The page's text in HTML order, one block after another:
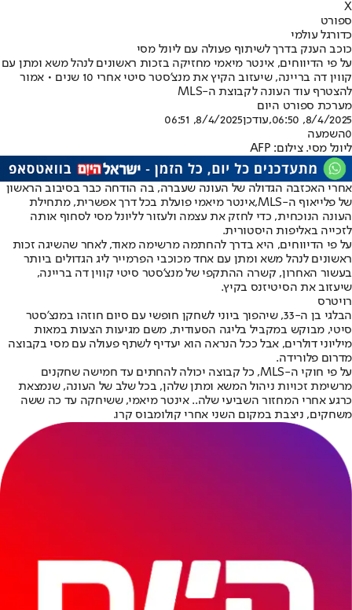
X
ספורט
כדורגל עולמי
כוכב הענק בדרך לשיתוף פעולה עם ליונל מסי
על פי הדיווחים, אינטר מיאמי מחזיקה בזכות ראשונים לנהל משא ומתן עם
קווין דה בריינה, שיעזוב הקיץ את מנצ'סטר סיטי אחרי 10 שנים • אמור
להצטרף עוד העונה לקבוצת ה-MLS
מערכת ספורט היום
8/4/2025, 06:50
,עודכן8/4/2025, 06:51
0השמעה
ליונל מסי. צילום: AFP
אחרי האכזבה הגדולה של העונה שעברה, בה הודחה כבר בסיבוב הראשון
של פלייאוף ה-MLS,
אינטר מיאמי פועלת בכל דרך אפשרית, מתחילת
העונה הנוכחית, כדי לחזק את עצמה ולעזור לליונל מסי לסחוף אותה
לזכייה באליפות היסטורית.
על פי הדיווחים, היא בדרך להחתמה מרשימה מאוד, לאחר שהשיגה זכות
ראשונים לנהל משא ומתן עם אחד מכוכבי הפרמייר ליג הגדולים ביותר
בעשור האחרון, קשרה ההתקפי של מנצ'סטר סיטי קווין דה בריינה,
שיעזוב את הסיטיזנס בקיץ.
רויטרס
הבלגי בן ה-33
, שיהפוך ביוני לשחקן חופשי עם סיום חוזהו במנצ'סטר
סיטי, מבוקש במקביל בליגה הסעודית, משם מגיעות הצעות במאות
מיליוני דולרים, אבל ככל הנראה הוא יעדיף לשתף פעולה עם מסי בקבוצה
מדרום פלורידה.
על פי חוקי ה-MLS, כל קבוצה יכולה להחתים עד חמישה שחקנים
מרשימת זכויות ניהול המשא ומתן שלהן, בכל שלב של העונה, שנמצאת
כרגע אחרי המחזור השביעי שלה.. אינטר מיאמי, ששיחקה עד כה ששה
משחקים, ניצבת במקום השני אחרי קולומבוס קרו.